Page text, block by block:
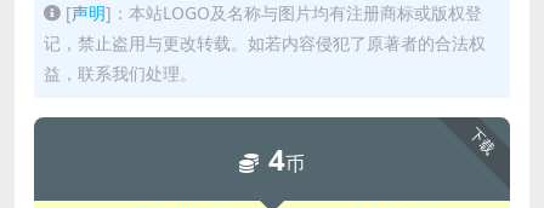
[声明]：本站LOGO及名称与图片均有注册商标或版权登
记，禁止盗用与更改转载。如若内容侵犯了原著者的合法权
益，联系我们处理。
下载
4币